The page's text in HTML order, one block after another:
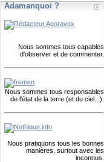
Adamanquoi ?
Nous sommes tous capables
d'observer et de commenter.
Nous sommes tous responsables
de l'état de la terre (et du ciel...).
Nous pratiquons tous les bonnes
manières, surtout avec les
inconnus.